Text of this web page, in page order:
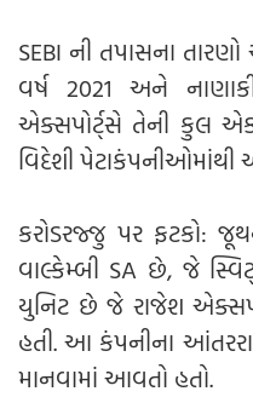
SEBI ની તપાસના
વર્ષ 2021 અને
એક્સપોર્ટ્સે તેની કુલ
વિદેશી
કરોડરજ્જુ પર ફટકો:
વાલ્કેમ્બી SA છે, જે
યુનિટ છે જે રાજેશ
હતી. આ કંપનીના
માનવામાં આવતો હતો.